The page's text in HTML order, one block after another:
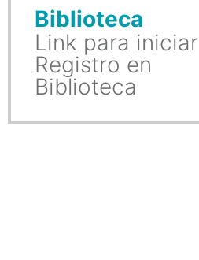
Biblioteca
Link para iniciar
Registro en
Biblioteca